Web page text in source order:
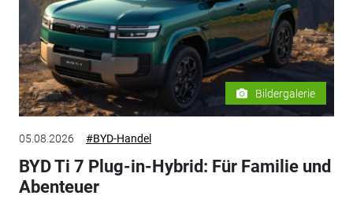
Bildergalerie
05.08.2026 #BYD-Handel
BYD Ti 7 Plug-in-Hybrid: Für Familie und
Abenteuer